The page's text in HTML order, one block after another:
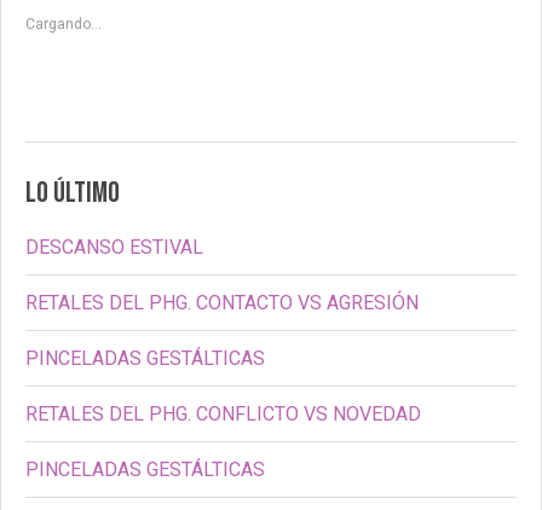
Cargando...
LO ÚLTIMO
DESCANSO ESTIVAL
RETALES DEL PHG. CONTACTO VS AGRESIÓN
PINCELADAS GESTÁLTICAS
RETALES DEL PHG. CONFLICTO VS NOVEDAD
PINCELADAS GESTÁLTICAS